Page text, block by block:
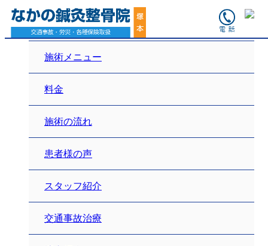
ホーム
施術メニュー
料金
施術の流れ
患者様の声
スタッフ紹介
交通事故治療